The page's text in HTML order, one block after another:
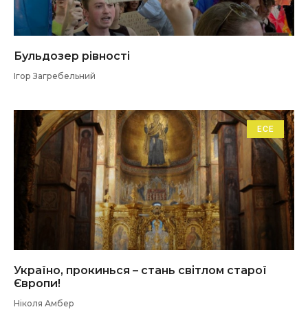
Бульдозер рівності
Ігор Загребельний
ЕСЕ
Україно, прокинься – стань світлом старої
Європи!
Ніколя Амбер